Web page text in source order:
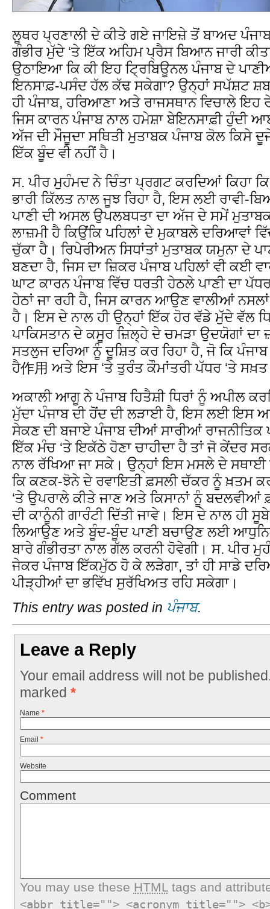
ਲੂਥਰ ਪ੍ਰਣਾਲੀ ਦੇ ਕੀਤੇ ਗਏ ਜਾਇਜ਼ੇ ਤੋਂ ਬਾਅਦ
ਗੰਭੀਰ ਮੁੱਦੇ ‘ਤੇ ਇੱਕ ਅਹਿਮ ਪ੍ਰੈਸ ਬਿਆਨ ਜਾਰੀ
ਉਠਾਇਆ ਕਿ ਕੀ ਇਹ ਟ੍ਰਿਬਿਊਨਲ ਪੰਜਾਬ ਦੇ
ਇਨਸਾਫ਼-ਪਸੰਦ ਹੱਲ ਕੱਢ ਸਕੇਗਾ? ਉਨ੍ਹਾਂ ਸਪੱਸ਼ਟ
ਹੀ ਪੰਜਾਬ, ਹਰਿਆਣਾ ਅਤੇ ਰਾਜਸਥਾਨ ਵਿਚਾਲੇ ਇਹ
ਜਿਸ ਕਾਰਨ ਪੰਜਾਬ ਨਾਲ ਹਮੇਸ਼ਾ ਬੇਇਨਸਾਫ਼ੀ ਹੁੰਦੀ
ਅੱਜ ਦੀ ਮੌਜੂਦਾ ਸਥਿਤੀ ਮੁਤਾਬਕ ਪੰਜਾਬ ਕੋਲ ਕਿਸੇ
ਇੱਕ ਬੂੰਦ ਵੀ ਨਹੀਂ ਹੈ।
ਸ. ਪੀਰ ਮੁਹੰਮਦ ਨੇ ਚਿੰਤਾ ਪ੍ਰਗਟ ਕਰਦਿਆਂ ਕਿਹਾ ਕਿ
ਭਾਰੀ ਕਿੱਲਤ ਨਾਲ ਜੂਝ ਰਿਹਾ ਹੈ, ਇਸ ਲਈ ਰਾਵੀ-
ਪਾਣੀ ਦੀ ਅਸਲ ਉਪਲਬਧਤਾ ਦਾ ਅੱਜ ਦੇ ਸਮੇਂ
ਲਾਜ਼ਮੀ ਹੈ ਕਿਉਂਕਿ ਪਹਿਲਾਂ ਦੇ ਮੁਕਾਬਲੇ ਦਰਿਆਵਾਂ
ਚੁੱਕਾ ਹੈ। ਰਿਪੇਰੀਅਨ ਸਿਧਾਂਤਾਂ ਮੁਤਾਬਕ ਯਮੁਨਾ ਦੇ
ਬਣਦਾ ਹੈ, ਜਿਸ ਦਾ ਜ਼ਿਕਰ ਪੰਜਾਬ ਪਹਿਲਾਂ ਵੀ ਕਈ
ਘਾਟ ਕਾਰਨ ਪੰਜਾਬ ਵਿੱਚ ਧਰਤੀ ਹੇਠਲੇ ਪਾਣੀ ਦਾ
ਹੇਠਾਂ ਜਾ ਰਹੀ ਹੈ, ਜਿਸ ਕਾਰਨ ਆਉਣ ਵਾਲੀਆਂ
ਹੈ। ਇਸ ਦੇ ਨਾਲ ਹੀ ਉਨ੍ਹਾਂ ਇੱਕ ਹੋਰ ਵੱਡੇ ਮੁੱਦੇ ਵੱਲ
ਪਾਕਿਸਤਾਨ ਦੇ ਕਸੂਰ ਜ਼ਿਲ੍ਹੇ ਦੇ ਚਮੜਾ ਉਦਯੋਗਾਂ ਦਾ
ਸਤਲੁਜ ਦਰਿਆ ਨੂੰ ਦੂਸ਼ਿਤ ਕਰ ਰਿਹਾ ਹੈ, ਜੋ ਕਿ ਪੰਜਾਬ
ਹੈ作用 ਅਤੇ ਇਸ ‘ਤੇ ਤੁਰੰਤ ਕੌਮਾਂਤਰੀ ਪੱਧਰ ‘ਤੇ
ਅਕਾਲੀ ਆਗੂ ਨੇ ਪੰਜਾਬ ਹਿਤੈਸ਼ੀ ਧਿਰਾਂ ਨੂੰ ਅਪੀਲ
ਮੁੱਦਾ ਪੰਜਾਬ ਦੀ ਹੋਂਦ ਦੀ ਲੜਾਈ ਹੈ, ਇਸ ਲਈ ਇਸ
ਸੇਕਣ ਦੀ ਬਜਾਏ ਪੰਜਾਬ ਦੀਆਂ ਸਾਰੀਆਂ
ਇੱਕ ਮੰਚ ‘ਤੇ ਇਕੱਠੇ ਹੋਣਾ ਚਾਹੀਦਾ ਹੈ ਤਾਂ ਜੋ ਕੇਂਦਰ
ਨਾਲ ਰੱਖਿਆ ਜਾ ਸਕੇ। ਉਨ੍ਹਾਂ ਇਸ ਮਸਲੇ ਦੇ ਸਥਾਈ
ਕਿ ਕਣਕ-ਝੋਨੇ ਦੇ ਰਵਾਇਤੀ ਫ਼ਸਲੀ ਚੱਕਰ ਨੂੰ ਖ਼ਤਮ
‘ਤੇ ਉਪਰਾਲੇ ਕੀਤੇ ਜਾਣ ਅਤੇ ਕਿਸਾਨਾਂ ਨੂੰ ਬਦਲਵੀਆਂ
ਦੀ ਕਾਨੂੰਨੀ ਗਾਰੰਟੀ ਦਿੱਤੀ ਜਾਵੇ। ਇਸ ਦੇ ਨਾਲ ਹੀ
ਲਿਆਉਣ ਅਤੇ ਬੂੰਦ-ਬੂੰਦ ਪਾਣੀ ਬਚਾਉਣ ਲਈ
ਬਾਰੇ ਗੰਭੀਰਤਾ ਨਾਲ ਗੱਲ ਕਰਨੀ ਹੋਵੇਗੀ। ਸ. ਪੀਰ
ਜੇਕਰ ਪੰਜਾਬ ਇੱਕਮੁੱਠ ਹੋ ਕੇ ਲੜੇਗਾ, ਤਾਂ ਹੀ ਸਾਡੇ
ਪੀੜ੍ਹੀਆਂ ਦਾ ਭਵਿੱਖ ਸੁਰੱਖਿਅਤ ਰਹਿ ਸਕੇਗਾ।
This entry was posted in ਪੰਜਾਬ.
Leave a Reply
Your email address will not be
marked *
Name *
Email *
Website
Comment
You may use these HTMLtags and
<abbr title=""> <acronym title="">